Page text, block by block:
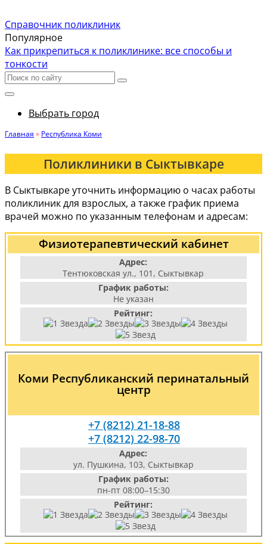
Справочник поликлиник
Популярное
Как прикрепиться к поликлинике: все способы и
тонкости
Выбрать город
Главная » Республика Коми
Поликлиники в Сыктывкаре
В Сыктывкаре уточнить информацию о часах работы
поликлиник для взрослых, а также график приема
врачей можно по указанным телефонам и адресам:
Физиотерапевтический кабинет
Адрес:
Тентюковская ул., 101, Сыктывкар
График работы:
Не указан
Рейтинг:
Коми Республиканский перинатальный
центр
+7 (8212) 21-18-88
+7 (8212) 22-98-70
Адрес:
ул. Пушкина, 103, Сыктывкар
График работы:
пн-пт 08:00–15:30
Рейтинг: